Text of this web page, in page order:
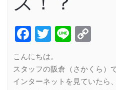
Facebook
Twitter
Line
こんにちは。
スタッフの阪倉（さかくら）で
インターネットを見ていたら